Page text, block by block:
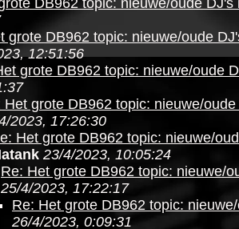
DB962 topic: nieuwe/oude DJ's
grote DB962 topic: nieuwe/oude
12:51:56
grote DB962 topic: nieuwe/oude
Het grote DB962 topic: nieuwe/
2023, 17:26:30
Het grote DB962 topic: nieuwe/
23/4/2023, 10:05:24
Re: Het grote DB962 topic: nieuwe/
25/4/2023, 17:22:17
Re: Het grote DB962 topic:
26/4/2023, 0:09:31